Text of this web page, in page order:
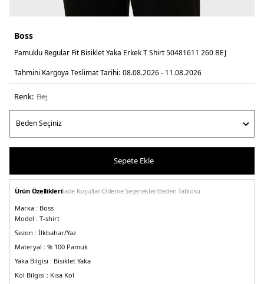
Boss
Pamuklu Regular Fit Bisiklet Yaka Erkek T Shirt 50481611 260 BEJ
Tahmini Kargoya Teslimat Tarihi: 08.08.2026 - 11.08.2026
Renk: bej
Sepete Ekle
Ürün Özellikleriİade KoşullarıÖdeme SeçenekleriBeden Tablosu
Marka : Boss
Model : T-shirt
Sezon : İlkbahar/Yaz
Materyal : % 100 Pamuk
Yaka Bilgisi : Bisiklet Yaka
Kol Bilgisi : Kısa Kol